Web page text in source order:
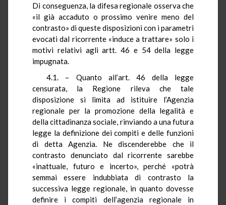
Di conseguenza, la difesa regionale osserva che
«il già accaduto o prossimo venire meno del
contrasto» di queste disposizioni con i parametri
evocati dal ricorrente «induce a trattare» solo i
motivi relativi agli artt. 46 e 54 della legge
impugnata.
4.1. – Quanto all’art. 46 della legge
censurata, la Regione rileva che tale
disposizione si limita ad istituire l’Agenzia
regionale per la promozione della legalità e
della cittadinanza sociale, rinviando a una futura
legge la definizione dei compiti e delle funzioni
di detta Agenzia. Ne discenderebbe che il
contrasto denunciato dal ricorrente sarebbe
«inattuale, futuro e incerto», perché «potrà
semmai essere indubbiata di contrasto la
successiva legge regionale, in quanto dovesse
definire i compiti dell’agenzia regionale in